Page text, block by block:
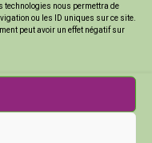
technologies nous permettra de
ou les ID uniques sur ce site.
peut avoir un effet négatif sur
Travaillez dans un
teintes de vos